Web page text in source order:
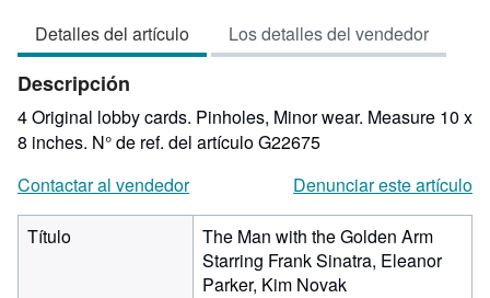
2
de
estrellas
Detalles del artículo Los detalles del vendedor
Descripción
4 Original lobby cards. Pinholes, Minor wear. Measure 10 x
8 inches. N° de ref. del artículo G22675
Contactar al vendedor
Denunciar este artículo
Título
The Man with the Golden Arm
Starring Frank Sinatra, Eleanor
Parker, Kim Novak